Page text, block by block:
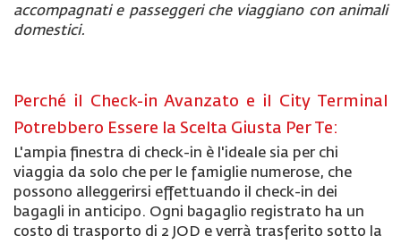
accompagnati e passeggeri che viaggiano con animali
domestici.
Perché il Check-in Avanzato e il City Terminal
Potrebbero Essere la Scelta Giusta Per Te:
L'ampia finestra di check-in è l'ideale sia per chi
viaggia da solo che per le famiglie numerose, che
possono alleggerirsi effettuando il check-in dei
bagagli in anticipo. Ogni bagaglio registrato ha un
costo di trasporto di 2 JOD e verrà trasferito sotto la